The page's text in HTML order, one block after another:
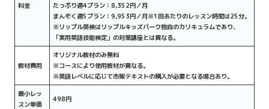
料金
たっぷり週4プラン：8,352円／月
まんぞく週5プラン：9,953円／月※1回あたりのレッスン時間は25分。
※リップル英検はリップルキッズパーク独自のカリキュラムであり、
「実用英語技能検定」の対策講座とは異なる。
教材費用
オリジナル教材のみ無料
※コースにより使用教材が異なる。
※英語レベルに応じて市販テキストの購入が必要となる場合あり。
最小レッ
スン単価
498円